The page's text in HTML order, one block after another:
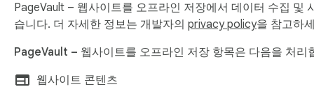
PageVault – 웹사이트를 오프라인 저장에서 데이터 수집 및
습니다. 더 자세한 정보는 개발자의 privacy policy을 참고하
PageVault – 웹사이트를 오프라인 저장 항목은 다음을 처리
웹사이트 콘텐츠